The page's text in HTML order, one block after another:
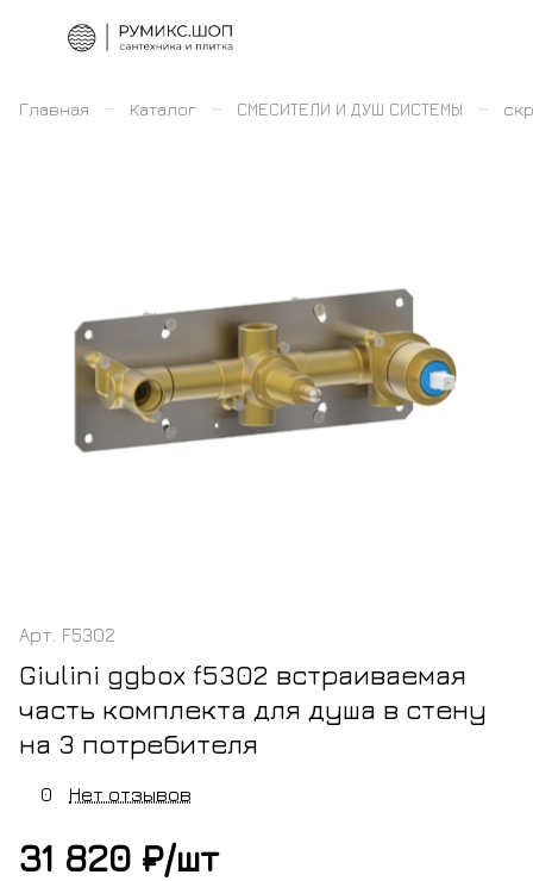
Главная – Каталог – СМЕСИТЕЛИ И ДУШ СИСТЕМЫ –
Арт. F5302
Giulini ggbox f5302 встраиваемая
часть комплекта для душа в стену
на 3 потребителя
0 Нет отзывов
31 820 ₽/шт